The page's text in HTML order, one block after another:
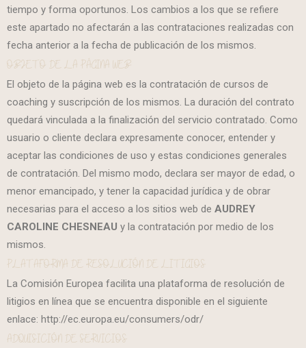
tiempo y forma oportunos. Los cambios a los que se refiere
este apartado no afectarán a las contrataciones realizadas con
fecha anterior a la fecha de publicación de los mismos.
OBJETO DE LA PÁGINA WEB
El objeto de la página web es la contratación de cursos de
coaching y suscripción de los mismos. La duración del contrato
quedará vinculada a la finalización del servicio contratado. Como
usuario o cliente declara expresamente conocer, entender y
aceptar las condiciones de uso y estas condiciones generales
de contratación. Del mismo modo, declara ser mayor de edad, o
menor emancipado, y tener la capacidad jurídica y de obrar
necesarias para el acceso a los sitios web de AUDREY
CAROLINE CHESNEAU y la contratación por medio de los
mismos.
PLATAFORMA DE RESOLUCIÓN DE LITIGIOS
La Comisión Europea facilita una plataforma de resolución de
litigios en línea que se encuentra disponible en el siguiente
enlace: http://ec.europa.eu/consumers/odr/
ADQUISICIÓN DE SERVICIOS